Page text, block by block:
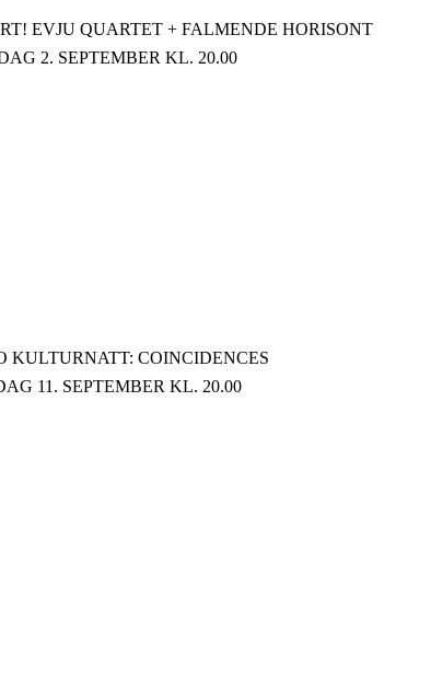
EVJU QUARTET + FALMENDE HORISONT
2. SEPTEMBER KL. 20.00
KULTURNATT: COINCIDENCES
11. SEPTEMBER KL. 20.00